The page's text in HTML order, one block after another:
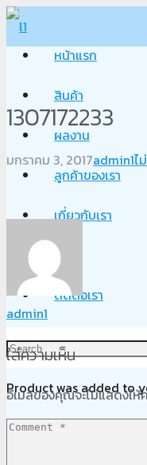
หน้าแรก
สินค้า
ผลงาน
ลูกค้าของเรา
เกี่ยวกับเรา
Blog
ติดต่อเรา
Productwas added to
1307172233
มกราคม 3, 2017admin1ไ
admin1
ใส่ความเห็น
อีเมลของคุณจะไม่แสดงให้